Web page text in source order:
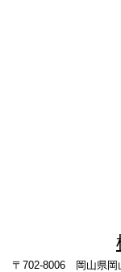
〒702-8006 岡山県岡